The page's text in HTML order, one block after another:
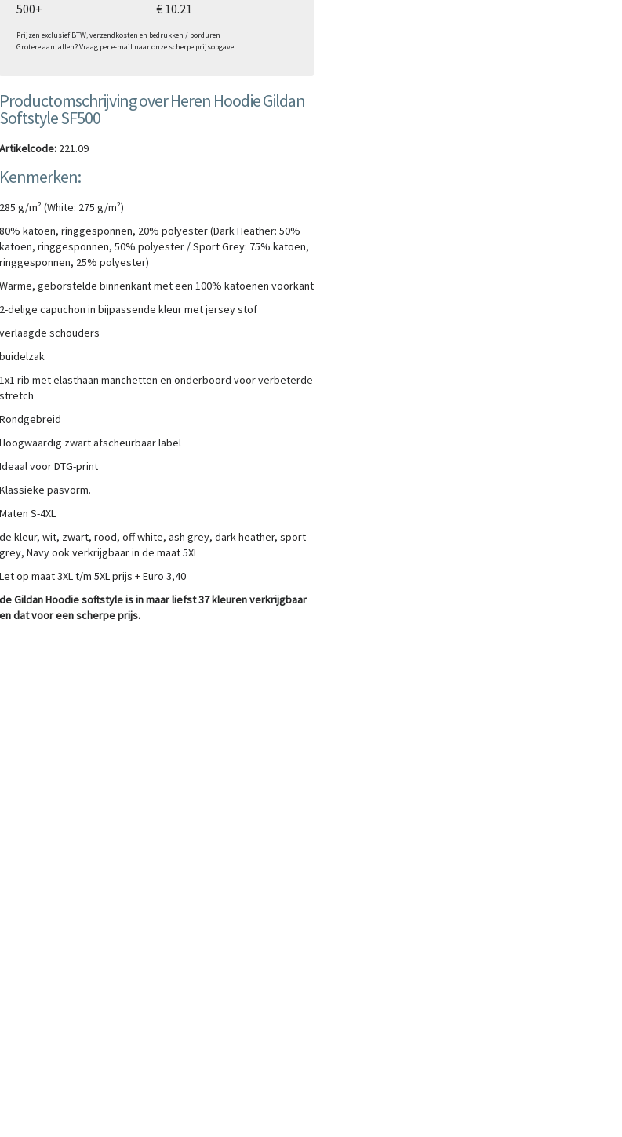
500+
€ 10.21
Prijzen exclusief BTW, verzendkosten en bedrukken / borduren
Grotere aantallen? Vraag per e-mail naar onze scherpe prijsopgave.
Productomschrijving over Heren Hoodie Gildan
Softstyle SF500
Artikelcode: 221.09
Kenmerken:
285 g/m² (White: 275 g/m²)
80% katoen, ringgesponnen, 20% polyester (Dark Heather: 50%
katoen, ringgesponnen, 50% polyester / Sport Grey: 75% katoen,
ringgesponnen, 25% polyester)
Warme, geborstelde binnenkant met een 100% katoenen voorkant
2-delige capuchon in bijpassende kleur met jersey stof
verlaagde schouders
buidelzak
1x1 rib met elasthaan manchetten en onderboord voor verbeterde
stretch
Rondgebreid
Hoogwaardig zwart afscheurbaar label
Ideaal voor DTG-print
Klassieke pasvorm.
Maten S-4XL
de kleur, wit, zwart, rood, off white, ash grey, dark heather, sport
grey, Navy ook verkrijgbaar in de maat 5XL
Let op maat 3XL t/m 5XL prijs + Euro 3,40
de Gildan Hoodie softstyle is in maar liefst 37 kleuren verkrijgbaar
en dat voor een scherpe prijs.